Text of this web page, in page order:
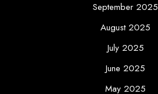
September 2025
August 2025
July 2025
June 2025
May 2025